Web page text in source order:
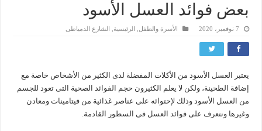
بعض فوائد العسل الأسود
7 نوفمبر، 2020 الأسرة والطفل الرئيسية الشارع الدمياطى
يعتبر العسل الأسود من الأكلات المفضلة لدى الكثير من الأشخاص خاصة مع
إضافة الطحينة، ولكن لا يعلم الكثيرون حجم الفوائد الصحية التى تعود للجسم
من العسل الأسود وذلك لإحتوائه على عناصر غذائية من فيتامينات ومعادن
وغيرها ونتعرف على فوائد العسل فى السطور القادمة.